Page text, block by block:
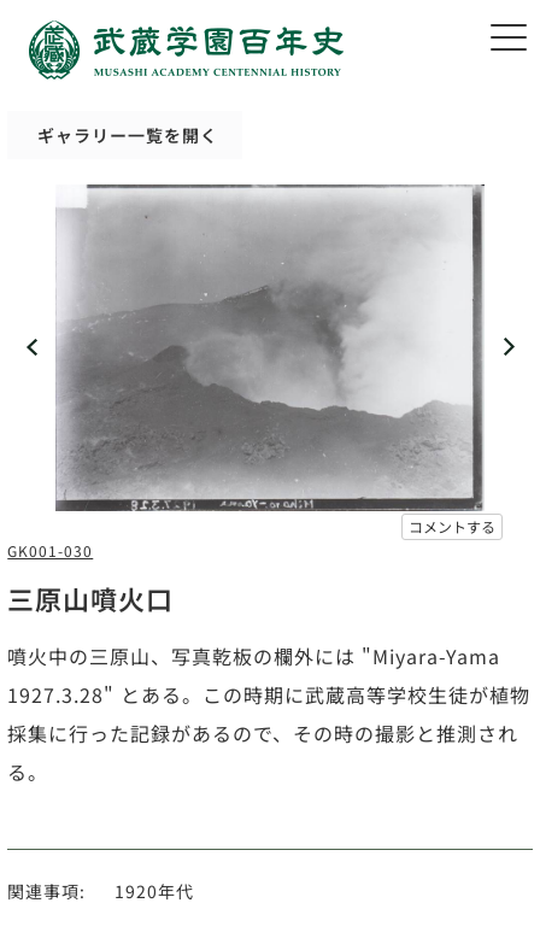
ギャラリー一覧を開く
コメントする
GK001-030
三原山噴火口
噴火中の三原山、写真乾板の欄外には "Miyara-Yama
1927.3.28" とある。この時期に武蔵高等学校生徒が植物
採集に行った記録があるので、その時の撮影と推測され
る。
関連事項: 1920年代